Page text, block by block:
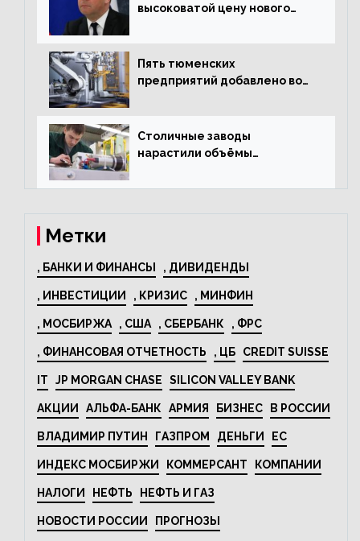
высоковатой цену нового
Пять тюменских
предприятий добавлено во
туризма
Столичные заводы
нарастили объёмы
электрооборудования на
Метки
, БАНКИ И ФИНАНСЫ , ДИВИДЕНДЫ
, ИНВЕСТИЦИИ , КРИЗИС , МИНФИН
, МОСБИРЖА , США , СБЕРБАНК , ФРС
, ФИНАНСОВАЯ ОТЧЕТНОСТЬ , ЦБ CREDIT SUISSE
IT JP MORGAN CHASE SILICON VALLEY BANK
АКЦИИ АЛЬФА-БАНК АРМИЯ БИЗНЕС В РОССИИ
ВЛАДИМИР ПУТИН ГАЗПРОМ ДЕНЬГИ ЕС
ИНДЕКС МОСБИРЖИ КОММЕРСАНТ КОМПАНИИ
НАЛОГИ НЕФТЬ НЕФТЬ И ГАЗ
НОВОСТИ РОССИИ ПРОГНОЗЫ